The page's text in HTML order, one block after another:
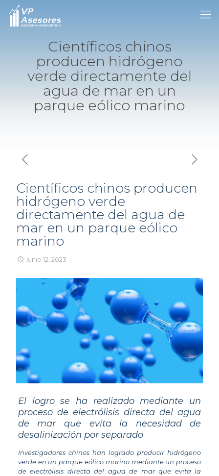
Científicos chinos
producen hidrógeno
verde directamente del
agua de mar en un
parque eólico marino
Científicos chinos producen
hidrógeno verde
directamente del agua de
mar en un parque eólico
marino
junio 12, 2023
El logro se ha realizado mediante un
proceso de electrólisis directa del agua
de mar que evita la necesidad de
desalinización por separado
Investigadores chinos han logrado producir hidrógeno
verde en un parque eólico marino mediante un proceso
de electrólisis directa del agua de mar que evita la